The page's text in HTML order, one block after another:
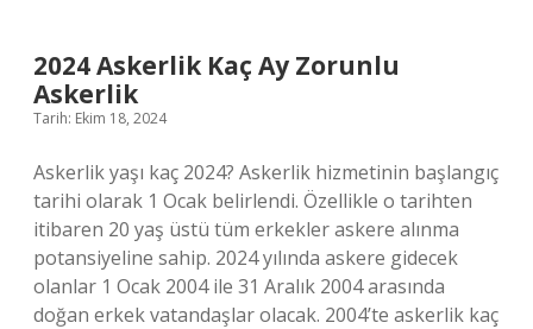
2024 Askerlik Kaç Ay Zorunlu
Askerlik
Tarih: Ekim 18, 2024
Askerlik yaşı kaç 2024? Askerlik hizmetinin başlangıç
​​tarihi olarak 1 Ocak belirlendi. Özellikle o tarihten
itibaren 20 yaş üstü tüm erkekler askere alınma
potansiyeline sahip. 2024 yılında askere gidecek
olanlar 1 Ocak 2004 ile 31 Aralık 2004 arasında
doğan erkek vatandaşlar olacak. 2004’te askerlik kaç